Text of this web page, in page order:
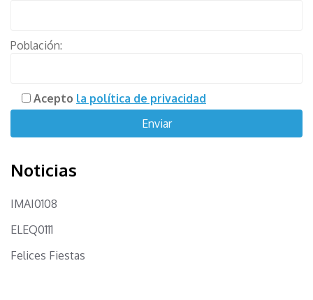
Población:
Acepto la política de privacidad
Noticias
IMAI0108
ELEQ0111
Felices Fiestas